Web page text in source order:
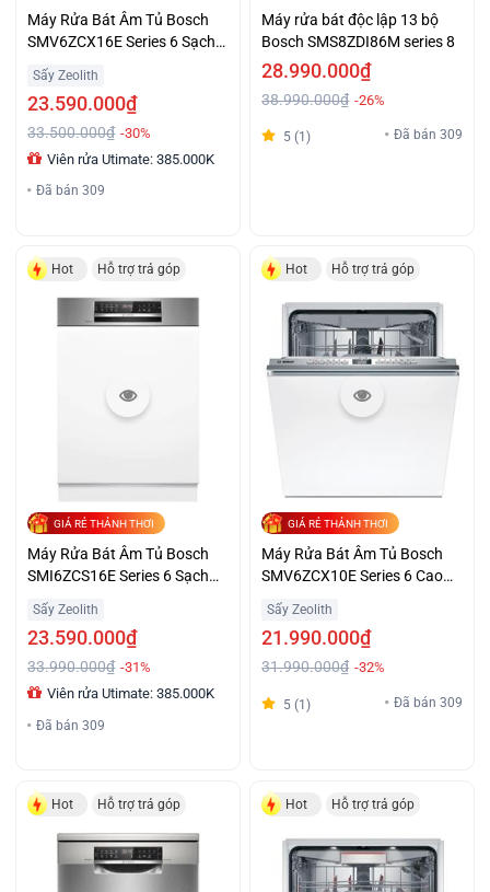
Máy Rửa Bát Âm Tủ Bosch
SMV6ZCX16E Series 6 Sạch
Sấy Zeolith
23.590.000₫
33.500.000₫ -30%
Viên rửa Utimate: 385.000K
Đã bán 309
Máy rửa bát độc lập 13 bộ
Bosch SMS8ZDI86M series 8
28.990.000₫
38.990.000₫ -26%
5 (1) Đã bán 309
Hot Hỗ trợ trả góp
GIÁ RẺ THẢNH THƠI
Máy Rửa Bát Âm Tủ Bosch
SMI6ZCS16E Series 6 Sạch
Khô Giá Sốc
Sấy Zeolith
23.590.000₫
33.990.000₫ -31%
Viên rửa Utimate: 385.000K
Đã bán 309
Hot Hỗ trợ trả góp
GIÁ RẺ THẢNH THƠI
Máy Rửa Bát Âm Tủ Bosch
SMV6ZCX10E Series 6 Cao
Cấp Giá Tốt
Sấy Zeolith
21.990.000₫
31.990.000₫ -32%
5 (1) Đã bán 309
Hot Hỗ trợ trả góp Hot Hỗ trợ trả góp